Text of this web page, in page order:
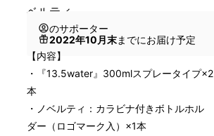
ベルティ
のサポーター
2022年10月末までにお届け予定
【内容】
・『13.5water』300mlスプレータイプ×2
本
・ノベルティ：カラビナ付きボトルホル
ダー（ロゴマーク入）×1本